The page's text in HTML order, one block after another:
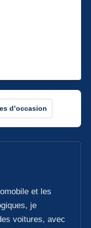
d’occasion
et les
je
voitures, avec